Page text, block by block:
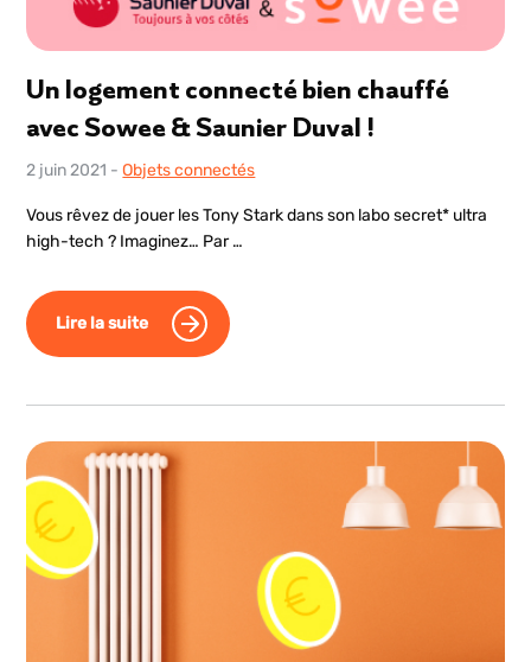
Un logement connecté bien chauffé
avec Sowee & Saunier Duval !
2 juin 2021 -Objets connectés
Vous rêvez de jouer les Tony Stark dans son labo secret* ultra
high-tech ? Imaginez… Par …
Lire la suite